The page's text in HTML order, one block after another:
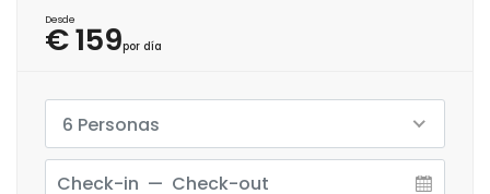
Desde
€ 159por día
6 Personas